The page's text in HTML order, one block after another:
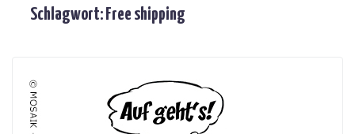
Schlagwort:Free shipping